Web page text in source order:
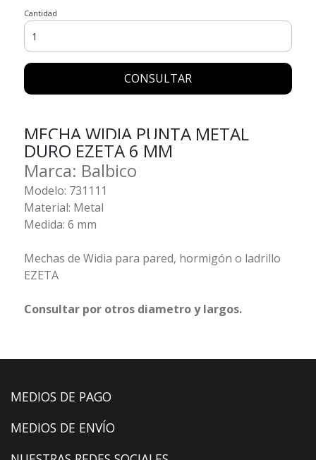
Cantidad
CONSULTAR
MECHA WIDIA PUNTA METAL
DURO EZETA 6 MM
Marca: Balbico
Modelo: 731111
Material: Metal
Medida: 6 mm
Mechas de Widia para pared, hormigón o ladrillo
EZETA
Consultar por otros diametro y largos.
MEDIOS DE PAGO
MEDIOS DE ENVÍO